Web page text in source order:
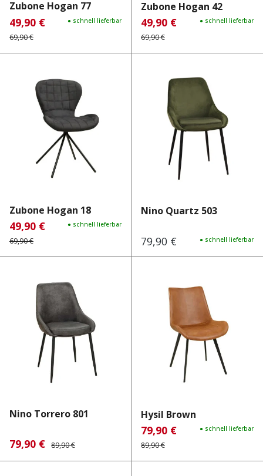
Zubone Hogan 77
Verkaufspreis:
49,90 €
Regulärer Preis:
69,90 €
● schnell lieferbar
Zubone Hogan 42
Verkaufspreis:
49,90 €
Regulärer Preis:
69,90 €
● schnell lieferbar
Zubone Hogan 18
Verkaufspreis:
49,90 €
Regulärer Preis:
69,90 €
● schnell lieferbar
Nino Quartz 503
Regulärer Preis:
79,90 € ● schnell lieferbar
Nino Torrero 801
Verkaufspreis:
79,90 € Regulärer Preis:
89,90 €
Hysil Brown
Verkaufspreis:
79,90 €
Regulärer Preis:
89,90 €
● schnell lieferbar